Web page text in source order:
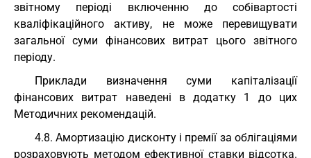
звітному періоді включенню до собівартості
кваліфікаційного активу, не може перевищувати
загальної суми фінансових витрат цього звітного
періоду.
Приклади визначення суми капіталізації
фінансових витрат наведені в додатку 1 до цих
Методичних рекомендацій.
4.8. Амортизацію дисконту і премії за облігаціями
розраховують методом ефективної ставки відсотка.